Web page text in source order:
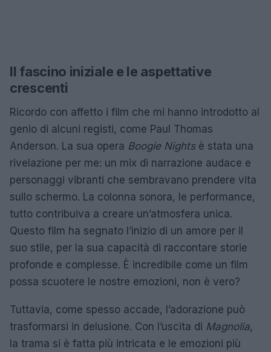
Il fascino iniziale e le aspettative
crescenti
Ricordo con affetto i film che mi hanno introdotto al
genio di alcuni registi, come Paul Thomas
Anderson. La sua opera Boogie Nightsè stata una
rivelazione per me: un mix di narrazione audace e
personaggi vibranti che sembravano prendere vita
sullo schermo. La colonna sonora, le performance,
tutto contribuiva a creare un’atmosfera unica.
Questo film ha segnato l’inizio di un amore per il
suo stile, per la sua capacità di raccontare storie
profonde e complesse. È incredibile come un film
possa scuotere le nostre emozioni, non è vero?
Tuttavia, come spesso accade, l’adorazione può
trasformarsi in delusione. Con l’uscita di Magnolia,
la trama si è fatta più intricata e le emozioni più